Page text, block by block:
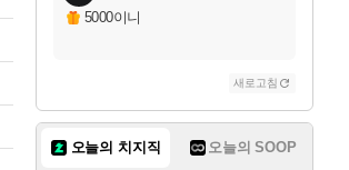
5000이니
새로고침
오늘의 치지직 오늘의 SOOP